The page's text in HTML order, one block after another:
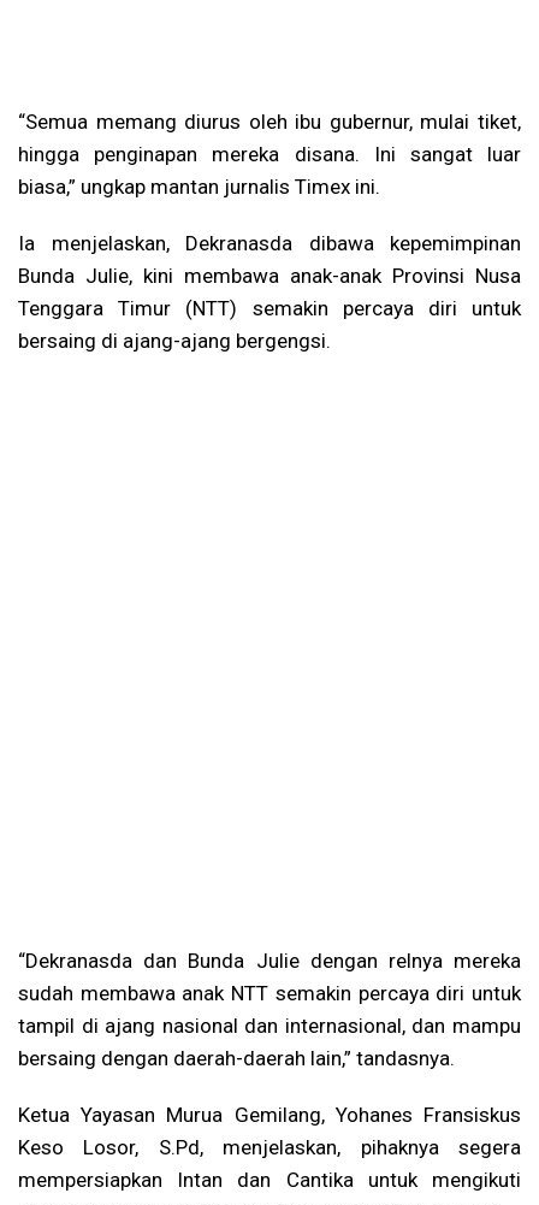
“Semua memang diurus oleh ibu gubernur, mulai tiket,
hingga penginapan mereka disana. Ini sangat luar
biasa,” ungkap mantan jurnalis Timex ini.
Ia menjelaskan, Dekranasda dibawa kepemimpinan
Bunda Julie, kini membawa anak-anak Provinsi Nusa
Tenggara Timur (NTT) semakin percaya diri untuk
bersaing di ajang-ajang bergengsi.
“Dekranasda dan Bunda Julie dengan relnya mereka
sudah membawa anak NTT semakin percaya diri untuk
tampil di ajang nasional dan internasional, dan mampu
bersaing dengan daerah-daerah lain,” tandasnya.
Ketua Yayasan Murua Gemilang, Yohanes Fransiskus
Keso Losor, S.Pd, menjelaskan, pihaknya segera
mempersiapkan Intan dan Cantika untuk mengikuti